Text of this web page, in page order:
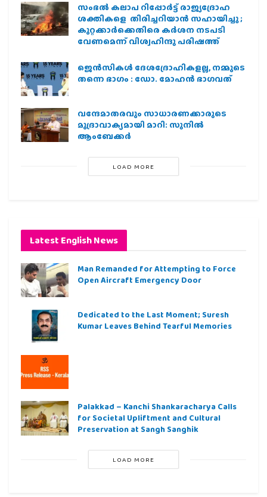
സംഭൽ കലാപ റിപ്പോർട്ട് രാജ്യദ്രോഹ
ശക്തികളെ തിരിച്ചറിയാൻ സഹായിച്ചു ;
കുറ്റക്കാർക്കെതിരെ കർശന നടപടി
വേണമെന്ന് വിശ്വഹിന്ദു പരിഷത്ത്
ജെന്‍സികള്‍ ദേശദ്രോഹികളല്ല, നമ്മുടെ
തന്നെ ഭാഗം : ഡോ. മോഹന്‍ ഭാഗവത്
വന്ദേമാതരവും സാധാരണക്കാരുടെ
മുദ്രാവാക്യമായി മാറി: സുനിൽ
ആംബേക്കർ
LOAD MORE
Latest English News
Man Remanded for Attempting to Force
Open Aircraft Emergency Door
Dedicated to the Last Moment; Suresh
Kumar Leaves Behind Tearful Memories
Palakkad – Kanchi Shankaracharya Calls
for Societal Upliftment and Cultural
Preservation at Sangh Sanghik
LOAD MORE